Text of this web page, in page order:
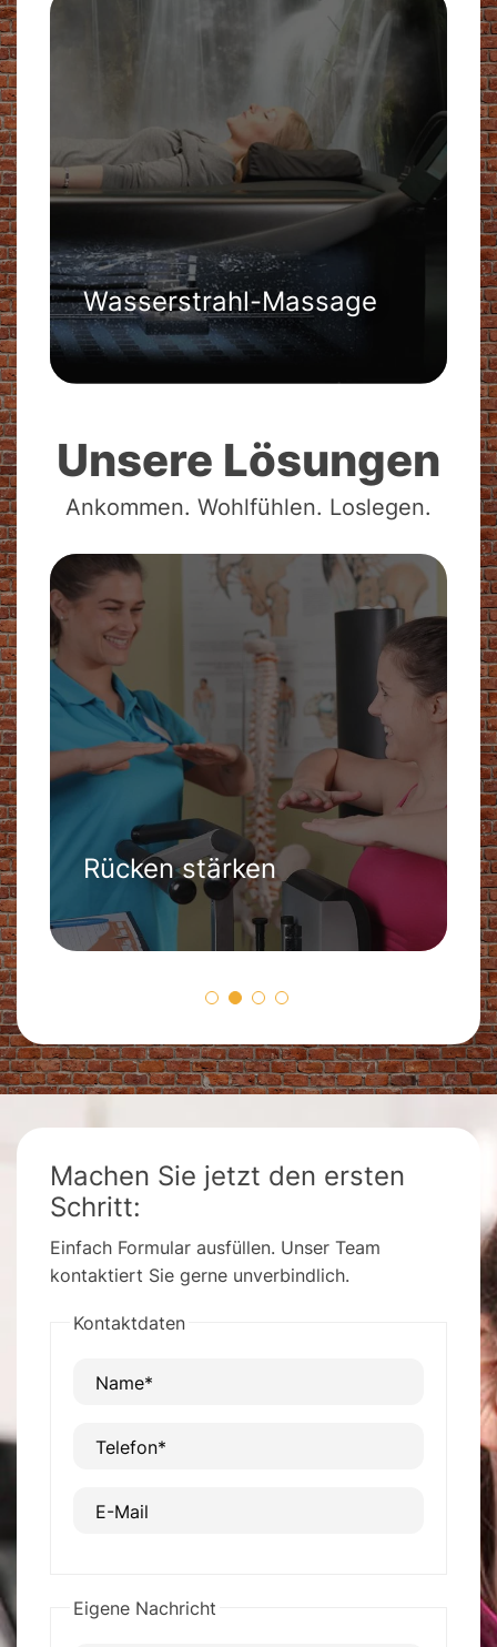
Wasserstrahl-Massage
Unsere Lösungen
Ankommen. Wohlfühlen. Loslegen.
Rücken stärken
Machen Sie jetzt den ersten
Schritt:
Einfach Formular ausfüllen. Unser Team
kontaktiert Sie gerne unverbindlich.
Kontaktdaten
Name*
Telefon*
E-Mail
Eigene Nachricht